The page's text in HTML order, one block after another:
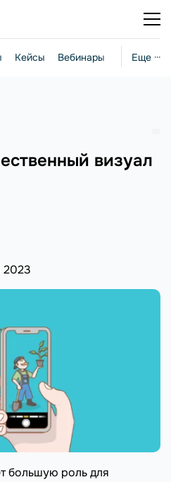
Еще ···
Кейсы Вебинары Стратегии
визуал
2023
большую роль для